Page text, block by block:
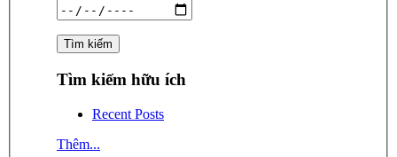
Tìm kiếm hữu ích
Recent Posts
Thêm...